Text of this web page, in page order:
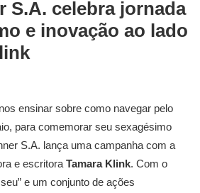
S.A. celebra jornada
e inovação ao lado
ensinar sobre como navegar pelo
para comemorar seu sexagésimo
S.A. lança uma campanha com a
e escritora Tamara Klink. Com o
e um conjunto de ações